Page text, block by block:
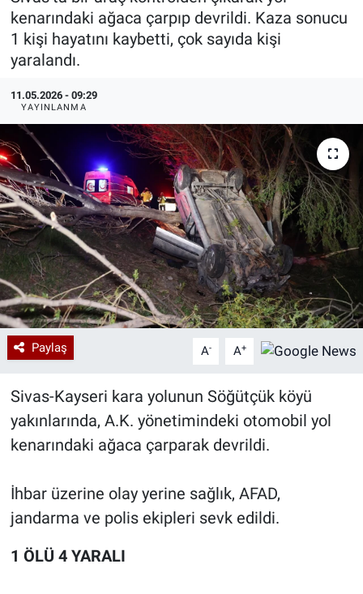
kenarındaki ağaca çarpıp devrildi. Kaza sonucu
1 kişi hayatını kaybetti, çok sayıda kişi
yaralandı.
11.05.2026 - 09:29
YAYINLANMA
Paylaş A- A+
Sivas-Kayseri kara yolunun Söğütçük köyü
yakınlarında, A.K. yönetimindeki otomobil yol
kenarındaki ağaca çarparak devrildi.
İhbar üzerine olay yerine sağlık, AFAD,
jandarma ve polis ekipleri sevk edildi.
1 ÖLÜ 4 YARALI
Özel Haberler
Yazarlar
Dünya
Medya
Özel Haberler
Kadın
Erişim Bilgileri
Sağlık
Teknoloji
Ramazan
Haber Arşivi